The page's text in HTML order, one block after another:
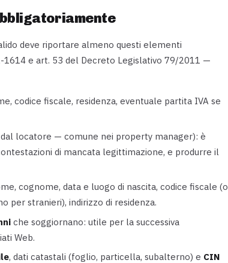
deve riportare almeno questi elementi
1614 e art. 53 del Decreto Legislativo 79/2011 —
codice fiscale, residenza, eventuale partita IVA se
dal locatore — comune nei property manager): è
di mancata legittimazione, e produrre il
cognome, data e luogo di nascita, codice fiscale (o
per stranieri), indirizzo di residenza.
che soggiornano: utile per la successiva
Web.
, dati catastali (foglio, particella, subalterno) e CIN